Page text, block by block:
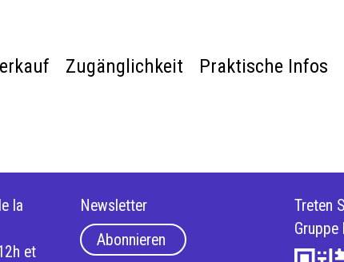
Zugänglichkeit Praktische Infos
la
et
Newsletter
Abonnieren
Treten
Gruppe